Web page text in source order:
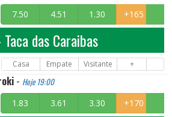
7.50 4.51 1.30 +165
Taca das Caraibas
Casa Empate Visitante +
- Hoje 19:00
1.83 3.61 3.30 +170